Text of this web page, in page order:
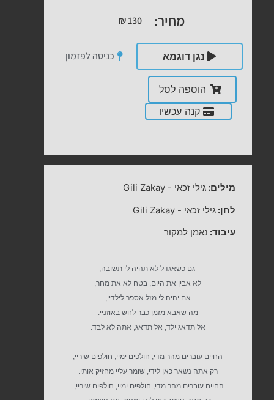
מחיר: ₪130
נגן דוגמא כניסה לפזמון
הוספה לסל
קנה עכשיו
מילים:גילי זכאי -
Gili Zakay
לחן:גילי זכאי -
Gili Zakay
עיבוד: נאמן למקור
גם כשאגדל לא תהיה לי תשובה,
לא אבין את היום, בטח לא את מחר,
אם יהיה לי מזל אספר לילדיי,
מה שאבא מזמן כבר לחש באוזניי.
אל תדאג ילד, אל תדאג, אתה לא לבד.
החיים עוברים מהר מדי, חולפים ימיי, חולפים שיריי,
רק אתה נשאר כאן לידי, שומר עליי מחזיק אותי.
החיים עוברים מהר מדי, חולפים ימיי, חולפים שיריי,